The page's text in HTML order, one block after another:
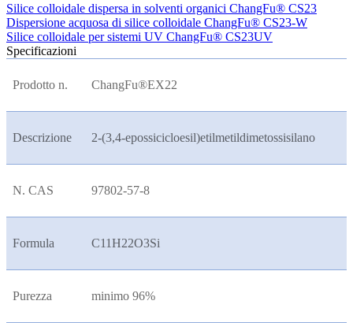
Silice colloidale dispersa in solventi organici ChangFu® CS23
Dispersione acquosa di silice colloidale ChangFu® CS23-W
Silice colloidale per sistemi UV ChangFu® CS23UV
Specificazioni
Prodotto n. ChangFu®EX22
Descrizione 2-(3,4-epossicicloesil)etilmetildimetossisilano
N. CAS 97802-57-8
Formula C11H22O3Si
Purezza minimo 96%